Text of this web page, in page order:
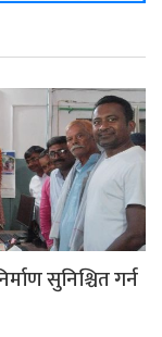
सुनिश्चित गर्न